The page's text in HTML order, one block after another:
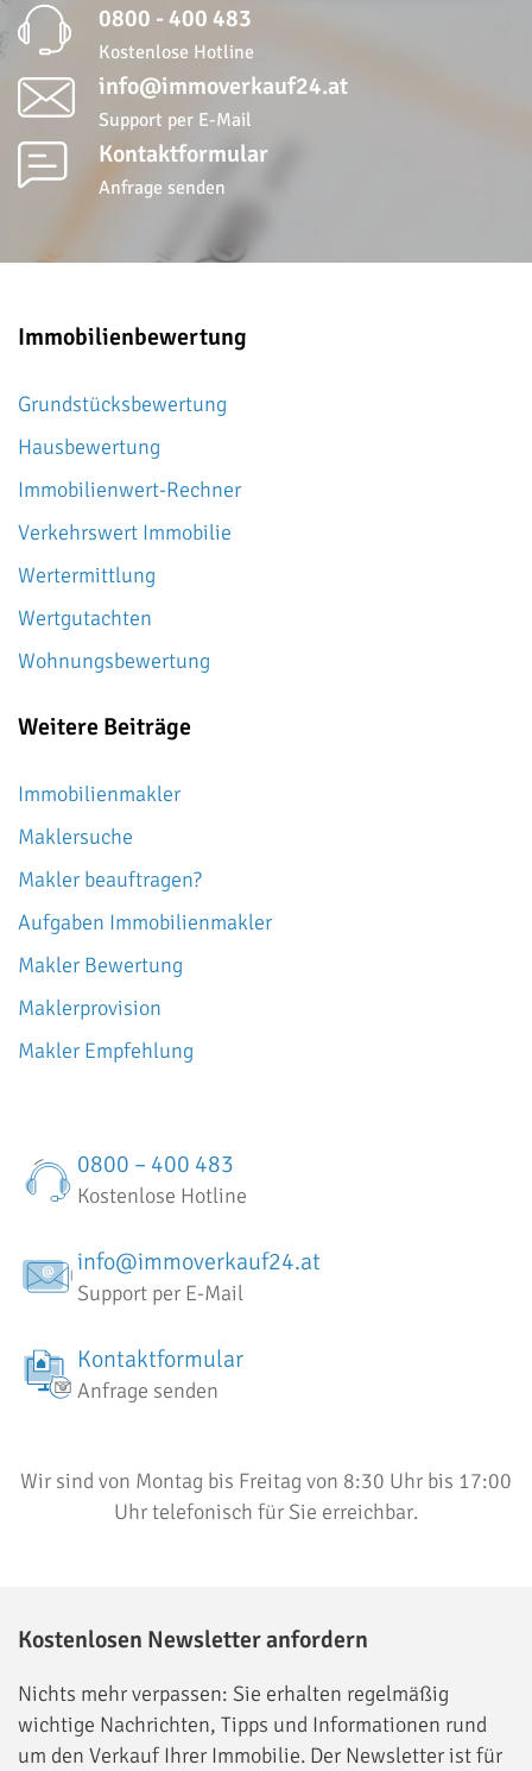
0800 - 400 483
Kostenlose Hotline
info@immoverkauf24.at
Support per E-Mail
Kontaktformular
Anfrage senden
Immobilienbewertung
Grundstücksbewertung
Hausbewertung
Immobilienwert-Rechner
Verkehrswert Immobilie
Wertermittlung
Wertgutachten
Wohnungsbewertung
Weitere Beiträge
Immobilienmakler
Maklersuche
Makler beauftragen?
Aufgaben Immobilienmakler
Makler Bewertung
Maklerprovision
Makler Empfehlung
0800 – 400 483
Kostenlose Hotline
info@immoverkauf24.at
Support per E-Mail
Kontaktformular
Anfrage senden
Wir sind von Montag bis Freitag von 8:30 Uhr bis 17:00
Uhr telefonisch für Sie erreichbar.
Kostenlosen Newsletter anfordern
Nichts mehr verpassen: Sie erhalten regelmäßig
wichtige Nachrichten, Tipps und Informationen rund
um den Verkauf Ihrer Immobilie. Der Newsletter ist für